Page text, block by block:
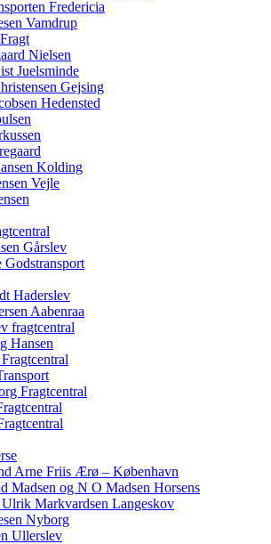
Fredericia
Vamdrup
Nielsen
Juelsminde
Gejsing
Hedensted
Kolding
Vejle
Gårslev
Godstransport
Haderslev
Aabenraa
fragtcentral
Hansen
Fragtcentral
Arne Friis Ærø – København
Madsen og N O Madsen Horsens
Markvardsen Langeskov
Nyborg
Ullerslev